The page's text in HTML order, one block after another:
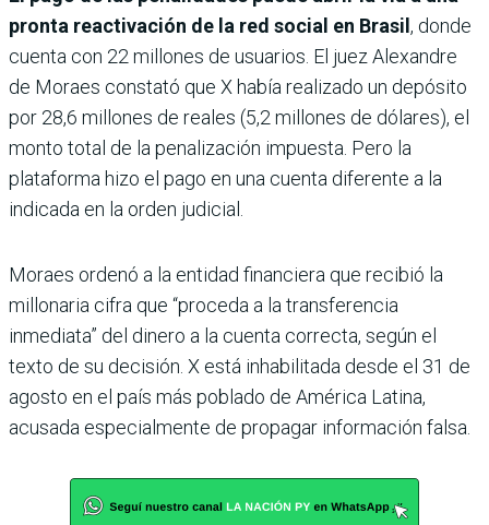
pronta reactivación de la red social en Brasil, donde
cuenta con 22 millones de usuarios. El juez Alexandre
de Moraes constató que X había realizado un depósito
por 28,6 millones de reales (5,2 millones de dólares), el
monto total de la penalización impuesta. Pero la
plataforma hizo el pago en una cuenta diferente a la
indicada en la orden judicial.
Moraes ordenó a la entidad financiera que recibió la
millonaria cifra que “proceda a la transferencia
inmediata” del dinero a la cuenta correcta, según el
texto de su decisión. X está inhabilitada desde el 31 de
agosto en el país más poblado de América Latina,
acusada especialmente de propagar información falsa.